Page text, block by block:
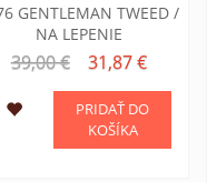
GENTLEMAN TWEED /
NA LEPENIE
39,00 € 31,87 €
PRIDAŤ DO
KOŠÍKA